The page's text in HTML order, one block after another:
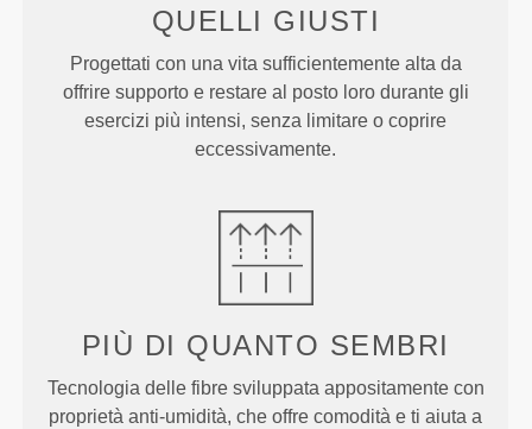
QUELLI GIUSTI
Progettati con una vita sufficientemente alta da
offrire supporto e restare al posto loro durante gli
esercizi più intensi, senza limitare o coprire
eccessivamente.
PIÙ DI QUANTO SEMBRI
Tecnologia delle fibre sviluppata appositamente con
proprietà anti-umidità, che offre comodità e ti aiuta a